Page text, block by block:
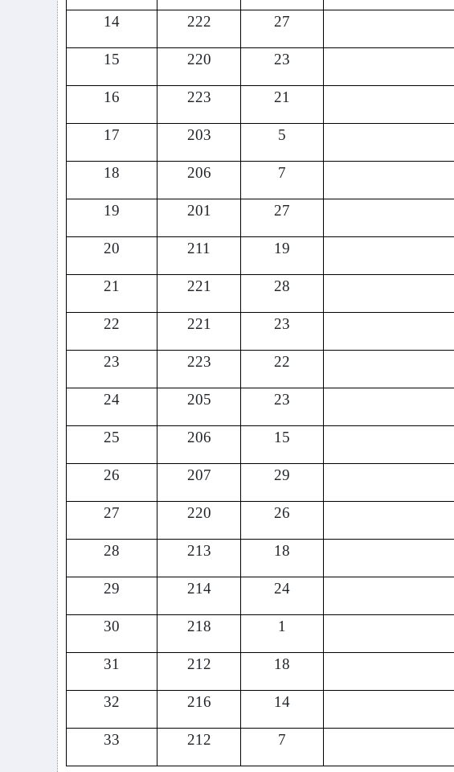
14 222 27
15 220 23
16 223 21
17 203 5
18 206 7
19 201 27
20 211 19
21 221 28
22 221 23
23 223 22
24 205 23
25 206 15
26 207 29
27 220 26
28 213 18
29 214 24
30 218 1
31 212 18
32 216 14
33 212 7